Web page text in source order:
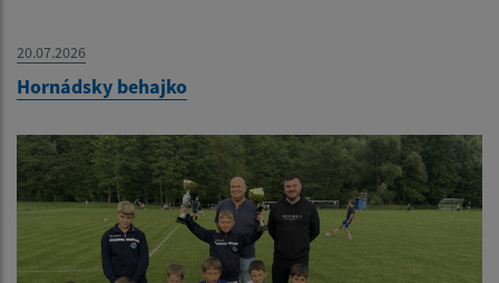
20.07.2026
Hornádsky behajko